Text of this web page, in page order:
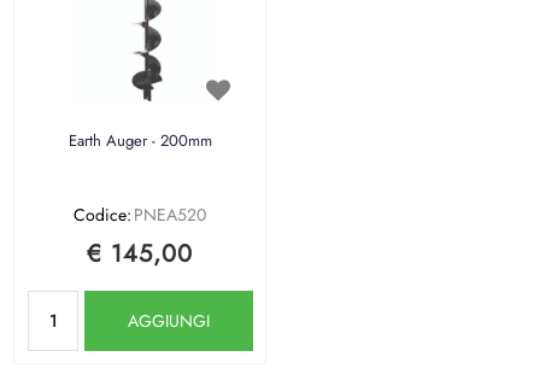
Earth Auger - 200mm
Codice: PNEA520
€ 145,00
AGGIUNGI